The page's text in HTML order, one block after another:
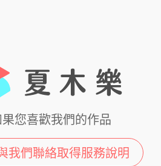
您喜歡我們的作品
我們聯絡取得服務說明